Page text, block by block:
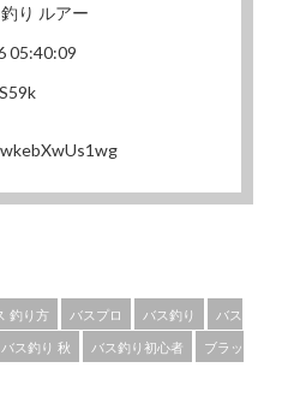
り ルアー
05:40:09
釣り方 バスプロ バス釣り
バス
バス釣り 秋 バス釣り初心者
ブラッ